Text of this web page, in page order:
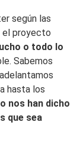
según las
el proyecto
o todo lo
Sabemos
hasta los
nos han dicho
que sea